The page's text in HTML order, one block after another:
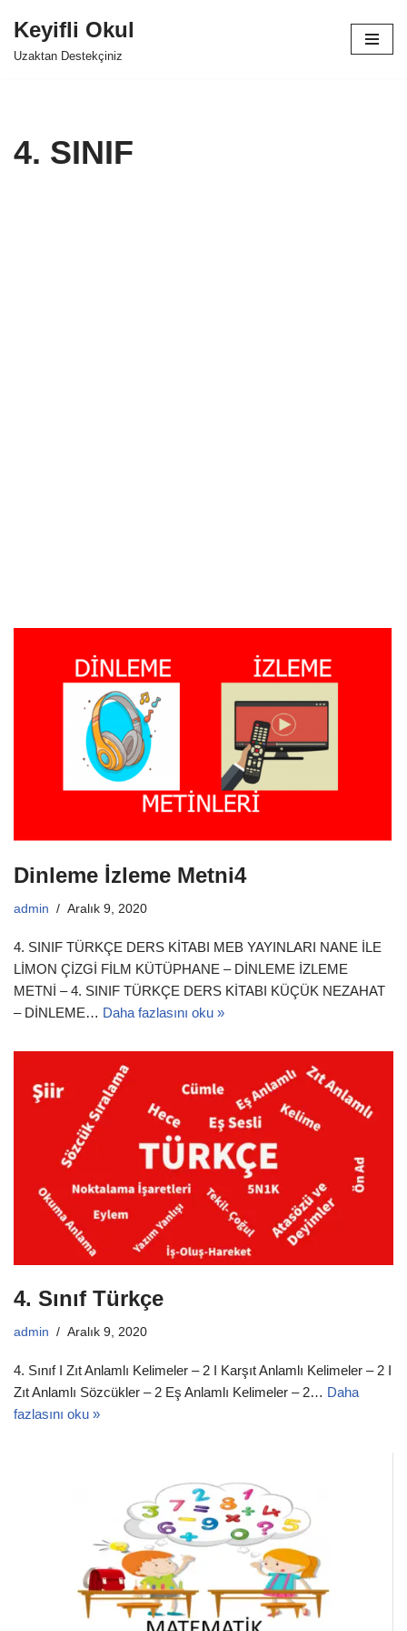
İçeriğe
Keyifli Okul
Uzaktan Destekçiniz
4. SINIF
Dinleme İzleme Metni4
admin Aralık 9, 2020
4. SINIF TÜRKÇE DERS KİTABI MEB YAYINLARI NANE İLE
LİMON ÇİZGİ FİLM KÜTÜPHANE – DİNLEME İZLEME
METNİ – 4. SINIF TÜRKÇE DERS KİTABI KÜÇÜK NEZAHAT
– DİNLEME… Daha fazlasını oku »
4. Sınıf Türkçe
admin Aralık 9, 2020
4. Sınıf I Zıt Anlamlı Kelimeler – 2 I Karşıt Anlamlı Kelimeler – 2 I
Zıt Anlamlı Sözcükler – 2 Eş Anlamlı Kelimeler – 2… Daha
fazlasını oku »